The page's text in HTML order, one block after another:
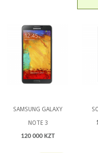
SAMSUNG GALAXY
NOTE 3
120 000 KZT